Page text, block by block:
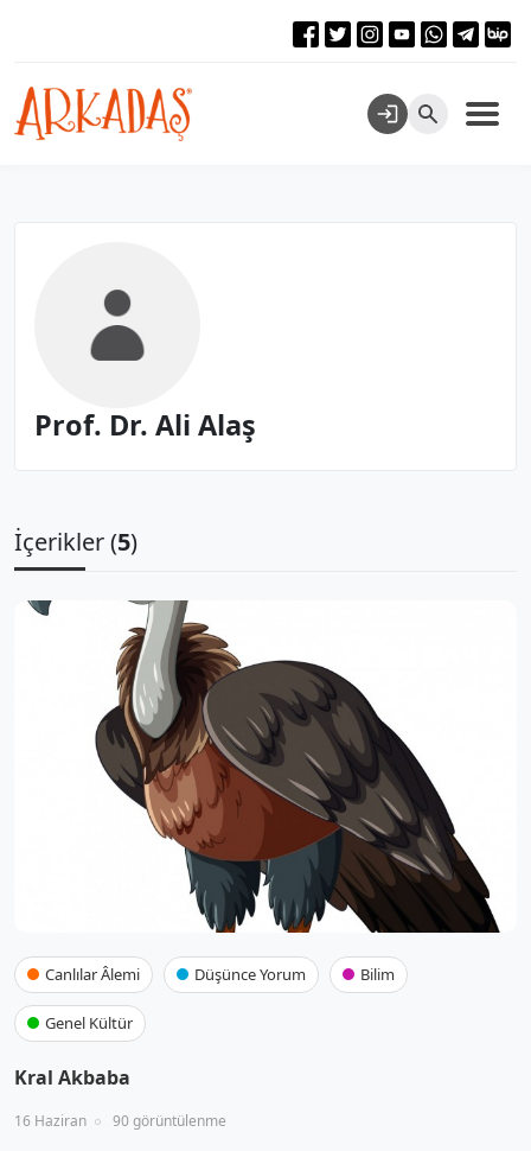
Prof. Dr. Ali Alaş
İçerikler (5)
Canlılar Âlemi Düşünce Yorum Bilim
Genel Kültür
Kral Akbaba
16 Haziran 90 görüntülenme